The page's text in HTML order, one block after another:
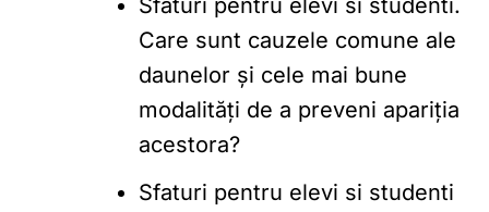
Sfaturi pentru elevi si studenti.
Care sunt cauzele comune ale
daunelor și cele mai bune
modalități de a preveni apariția
acestora?
Sfaturi pentru elevi si studenti